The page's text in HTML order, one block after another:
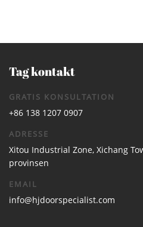
Tag kontakt
GRATIS KONSULTATION
+86 138 1207 0907
ADRESSE
Xitou Industrial Zone, Xichang
provinsen
EMAIL
info@hjdoorspecialist.com